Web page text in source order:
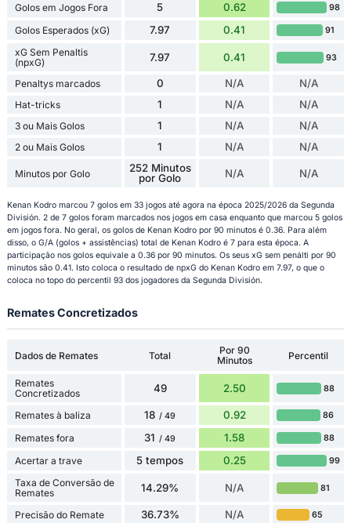
Golos em Jogos Fora 5 0.62 98
Golos Esperados (xG) 7.97 0.41 91
xG Sem Penaltis
(npxG)
7.97 0.41 93
Penaltys marcados 0 N/A N/A
Hat-tricks 1 N/A N/A
3 ou Mais Golos 1 N/A N/A
2 ou Mais Golos 1 N/A N/A
Minutos por Golo
252 Minutos
por Golo
N/A N/A
Kenan Kodro marcou 7 golos em 33 jogos até agora na época 2025/2026 da Segunda
División. 2 de 7 golos foram marcados nos jogos em casa enquanto que marcou 5 golos
em jogos fora. No geral, os golos de Kenan Kodro por 90 minutos é 0.36. Para além
disso, o G/A (golos + assistências) total de Kenan Kodro é 7 para esta época. A
participação nos golos equivale a 0.36 por 90 minutos. Os seus xG sem penálti por 90
minutos são 0.41. Isto coloca o resultado de npxG do Kenan Kodro em 7.97, o que o
coloca no topo do percentil 93 dos jogadores da Segunda División.
Remates Concretizados
Dados de Remates Total
Por 90
Minutos
Percentil
Remates
Concretizados
49 2.50 88
Remates à baliza 18 / 49 0.92 86
Remates fora 31 / 49 1.58 88
Acertar a trave 5 tempos 0.25 99
Taxa de Conversão de
Remates
14.29% N/A 81
Precisão do Remate 36.73% N/A 65